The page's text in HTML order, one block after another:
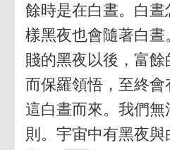
餘時是在白晝。白
樣黑夜也會隨著白
賤的黑夜以後，富
而保羅領悟，至終
這白晝而來。我們
則。宇宙中有黑夜